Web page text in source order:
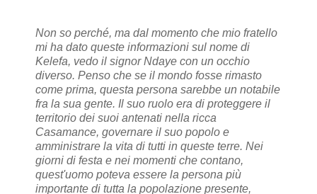
Non so perché, ma dal momento che mio fratello
mi ha dato queste informazioni sul nome di
Kelefa, vedo il signor Ndaye con un occhio
diverso. Penso che se il mondo fosse rimasto
come prima, questa persona sarebbe un notabile
fra la sua gente. Il suo ruolo era di proteggere il
territorio dei suoi antenati nella ricca
Casamance, governare il suo popolo e
amministrare la vita di tutti in queste terre. Nei
giorni di festa e nei momenti che contano,
quest'uomo poteva essere la persona più
importante di tutta la popolazione presente,